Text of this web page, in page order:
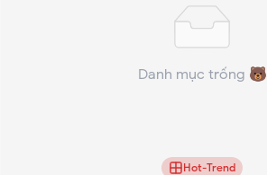
Danh mục trống 🐻
Hot-Trend